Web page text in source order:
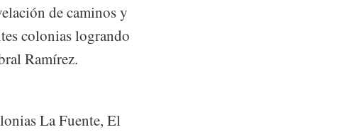
de caminos y
colonias logrando
Ramírez.
La Fuente, El